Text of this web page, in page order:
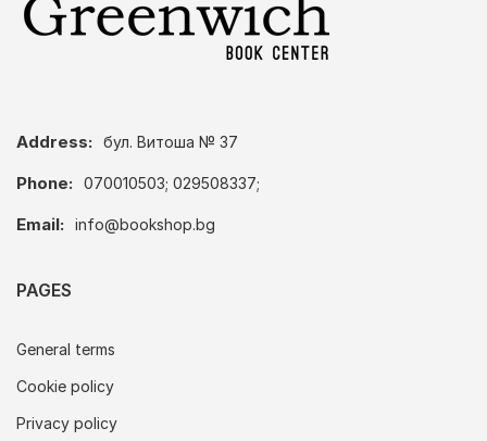
Address: бул. Витоша № 37
Phone: 070010503; 029508337;
Email: info@bookshop.bg
PAGES
General terms
Cookie policy
Privacy policy